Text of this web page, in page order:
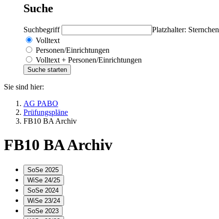
Suche
Suchbegriff
Platzhalter:
Volltext
Personen/Einrichtungen
Volltext + Personen/Einrichtungen
Sie sind hier:
AG PABO
Prüfungspläne
FB10 BA Archiv
FB10 BA Archiv
SoSe 2025
WiSe 24/25
SoSe 2024
WiSe 23/24
SoSe 2023